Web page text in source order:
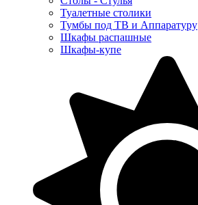
Туалетные столики
Тумбы под ТВ и Аппаратуру
Шкафы распашные
Шкафы-купе